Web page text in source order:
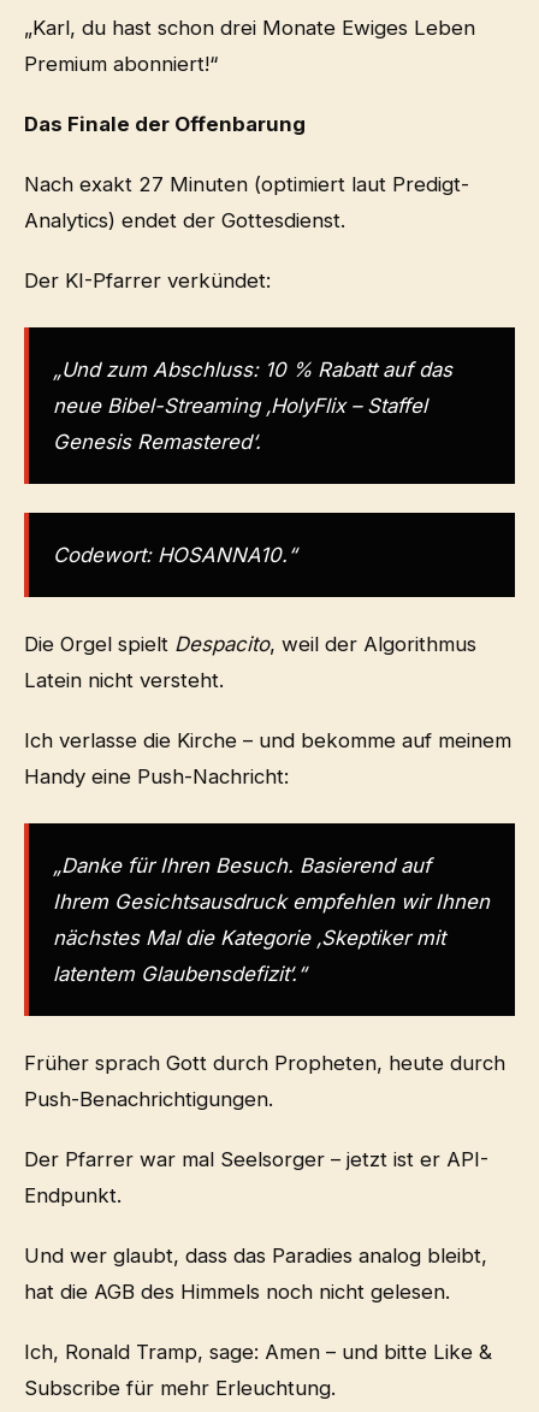
„Karl, du hast schon drei Monate Ewiges Leben
Premium abonniert!“
Das Finale der Offenbarung
Nach exakt 27 Minuten (optimiert laut Predigt-
Analytics) endet der Gottesdienst.
Der KI-Pfarrer verkündet:
„Und zum Abschluss: 10 % Rabatt auf das
neue Bibel-Streaming ‚HolyFlix – Staffel
Genesis Remastered‘.
Codewort: HOSANNA10.“
Die Orgel spielt Despacito, weil der Algorithmus
Latein nicht versteht.
Ich verlasse die Kirche – und bekomme auf meinem
Handy eine Push-Nachricht:
„Danke für Ihren Besuch. Basierend auf
Ihrem Gesichtsausdruck empfehlen wir Ihnen
nächstes Mal die Kategorie ‚Skeptiker mit
latentem Glaubensdefizit‘.“
Früher sprach Gott durch Propheten, heute durch
Push-Benachrichtigungen.
Der Pfarrer war mal Seelsorger – jetzt ist er API-
Endpunkt.
Und wer glaubt, dass das Paradies analog bleibt,
hat die AGB des Himmels noch nicht gelesen.
Ich, Ronald Tramp, sage: Amen – und bitte Like &
Subscribe für mehr Erleuchtung.